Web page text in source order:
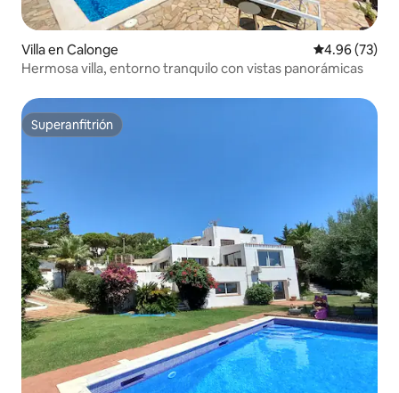
Villa en Calonge Calificación
4.96 (73)
Hermosa villa, entorno tranquilo con vistas panorámicas
Superanfitrión
Superanfitrión